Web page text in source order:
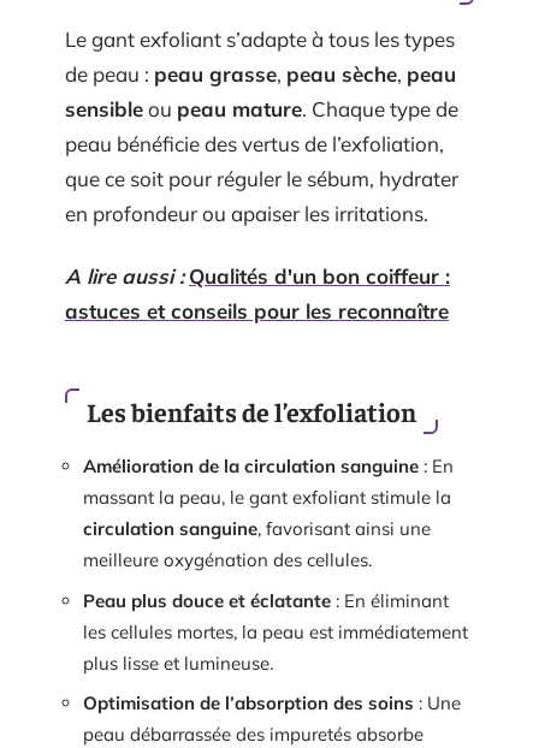
Le gant exfoliant s’adapte à tous les types
de peau : peau grasse, peau sèche, peau
sensibleou peau mature. Chaque type de
peau bénéficie des vertus de l’exfoliation,
que ce soit pour réguler le sébum, hydrater
en profondeur ou apaiser les irritations.
A lire aussi : Qualités d'un bon coiffeur :
astuces et conseils pour les reconnaître
Les bienfaits de l’exfoliation
Amélioration de la circulation sanguine : En
massant la peau, le gant exfoliant stimule la
circulation sanguine, favorisant ainsi une
meilleure oxygénation des cellules.
Peau plus douce et éclatante : En éliminant
les cellules mortes, la peau est immédiatement
plus lisse et lumineuse.
Optimisation de l’absorption des soins : Une
peau débarrassée des impuretés absorbe